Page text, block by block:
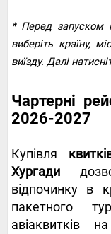
* Перед запуском
виберіть країну,
виїзду. Далі
Чартерні
2026-2027
Купівля
Хургади
відпочинку в
пакетного
авіаквитків